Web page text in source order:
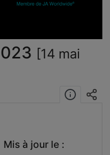
[14 mai
Mis à jour le :